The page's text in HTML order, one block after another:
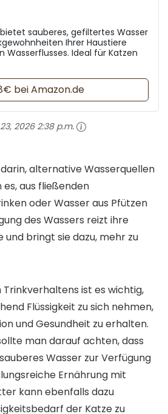
sauberes, gefiltertes Wasser
Ihrer Haustiere
Wasserflusses. Ideal für Katzen
bei Amazon.de
2026 2:38 p.m.
alternative Wasserquellen
es, aus fließenden
oder Wasser aus Pfützen
des Wassers reizt ihre
bringt sie dazu, mehr zu
ist es wichtig,
Flüssigkeit zu sich nehmen,
und Gesundheit zu erhalten.
man darauf achten, dass
Wasser zur Verfügung
Ernährung mit
kann ebenfalls dazu
der Katze zu